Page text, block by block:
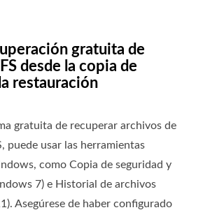
gratuita de
desde la copia de
restauración
gratuita de recuperar archivos de
puede usar las herramientas
como Copia de seguridad y
7) e Historial de archivos
Asegúrese de haber configurado